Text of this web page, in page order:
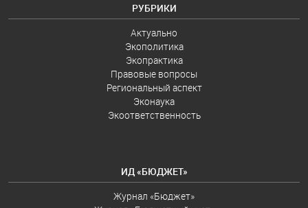
РУБРИКИ
Актуально
Экополитика
Экопрактика
Правовые вопросы
Региональный аспект
Эконаука
Экоответственность
ИД «БЮДЖЕТ»
Журнал «Бюджет»